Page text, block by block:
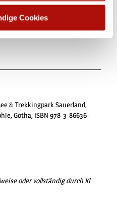
Cookies
& Trekkingpark Sauerland,
Gotha, ISBN 978-3-86636-
oder vollständig durch KI